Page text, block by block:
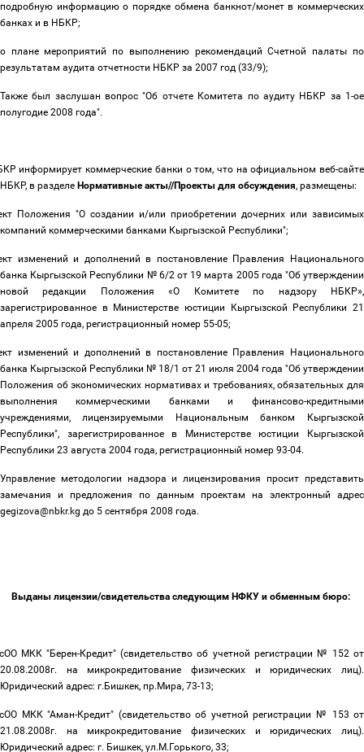
подробную информацию о порядке обмена банкнот/монет в коммерческих
банках и в НБКР;
о плане мероприятий по выполнению рекомендаций Счетной палаты по
результатам аудита отчетности НБКР за 2007 год (33/9);
Также был заслушан вопрос "Об отчете Комитета по аудиту НБКР за 1-ое
полугодие 2008 года".
информирует коммерческие банки о том, что на официальном веб-сайте
НБКР, в разделе Нормативные акты//Проекты для обсуждения, размещены:
Положения "О создании и/или приобретении дочерних или зависимых
компаний коммерческими банками Кыргызской Республики";
изменений и дополнений в постановление Правления Национального
банка Кыргызской Республики № 6/2 от 19 марта 2005 года "Об утверждении
новой редакции Положения «О Комитете по надзору НБКР»,
зарегистрированное в Министерстве юстиции Кыргызской Республики 21
апреля 2005 года, регистрационный номер 55-05;
изменений и дополнений в постановление Правления Национального
банка Кыргызской Республики № 18/1 от 21 июля 2004 года "Об утверждении
Положения об экономических нормативах и требованиях, обязательных для
выполнения коммерческими банками и финансово-кредитными
учреждениями, лицензируемыми Национальным банком Кыргызской
Республики", зарегистрированное в Министерстве юстиции Кыргызской
Республики 23 августа 2004 года, регистрационный номер 93-04.
Управление методологии надзора и лицензирования просит представить
замечания и предложения по данным проектам на электронный адрес
gegizova@nbkr.kg до 5 сентября 2008 года.
Выданы лицензии/свидетельства следующим НФКУ и обменным бюро:
МКК "Берен-Кредит" (свидетельство об учетной регистрации № 152 от
20.08.2008г. на микрокредитование физических и юридических лиц).
Юридический адрес: г.Бишкек, пр.Мира, 73-13;
МКК "Аман-Кредит" (свидетельство об учетной регистрации № 153 от
21.08.2008г. на микрокредитование физических и юридических лиц).
Юридический адрес: г. Бишкек, ул.М.Горького, 33;